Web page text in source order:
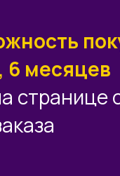
6 месяцев
странице